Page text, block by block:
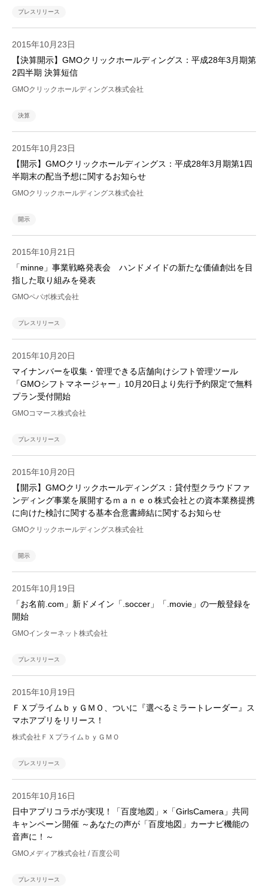
プレスリリース
2015年10月23日
【決算開示】GMOクリックホールディングス：平成28年3月期第
2四半期 決算短信
GMOクリックホールディングス株式会社
決算
2015年10月23日
【開示】GMOクリックホールディングス：平成28年3月期第1四
半期末の配当予想に関するお知らせ
GMOクリックホールディングス株式会社
開示
2015年10月21日
「minne」事業戦略発表会 ハンドメイドの新たな価値創出を目
指した取り組みを発表
GMOペパボ株式会社
プレスリリース
2015年10月20日
マイナンバーを収集・管理できる店舗向けシフト管理ツール
「GMOシフトマネージャー」10月20日より先行予約限定で無料
プラン受付開始
GMOコマース株式会社
プレスリリース
2015年10月20日
【開示】GMOクリックホールディングス：貸付型クラウドファ
ンディング事業を展開するｍａｎｅｏ株式会社との資本業務提携
に向けた検討に関する基本合意書締結に関するお知らせ
GMOクリックホールディングス株式会社
開示
2015年10月19日
「お名前.com」新ドメイン「.soccer」「.movie」の一般登録を
開始
GMOインターネット株式会社
プレスリリース
2015年10月19日
ＦＸプライムｂｙＧＭＯ、ついに『選べるミラートレーダー』ス
マホアプリをリリース！
株式会社ＦＸプライムｂｙＧＭＯ
プレスリリース
2015年10月16日
日中アプリコラボが実現！「百度地図」×「GirlsCamera」共同
キャンペーン開催 ～あなたの声が「百度地図」カーナビ機能の
音声に！～
GMOメディア株式会社 / 百度公司
プレスリリース